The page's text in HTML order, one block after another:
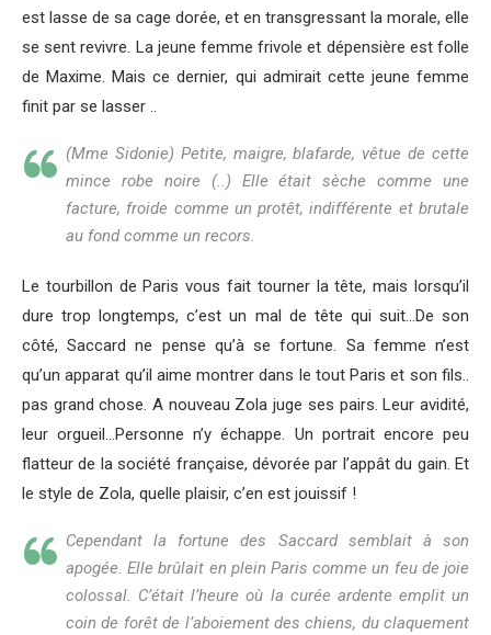
est lasse de sa cage dorée, et en transgressant la morale, elle
se sent revivre. La jeune femme frivole et dépensière est folle
de Maxime. Mais ce dernier, qui admirait cette jeune femme
finit par se lasser ..
(Mme Sidonie) Petite, maigre, blafarde, vêtue de cette
mince robe noire (..) Elle était sèche comme une
facture, froide comme un protêt, indifférente et brutale
au fond comme un recors.
Le tourbillon de Paris vous fait tourner la tête, mais lorsqu’il
dure trop longtemps, c’est un mal de tête qui suit…De son
côté, Saccard ne pense qu’à se fortune. Sa femme n’est
qu’un apparat qu’il aime montrer dans le tout Paris et son fils..
pas grand chose. A nouveau Zola juge ses pairs. Leur avidité,
leur orgueil…Personne n’y échappe. Un portrait encore peu
flatteur de la société française, dévorée par l’appât du gain. Et
le style de Zola, quelle plaisir, c’en est jouissif !
Cependant la fortune des Saccard semblait à son
apogée. Elle brûlait en plein Paris comme un feu de joie
colossal. C’était l’heure où la curée ardente emplit un
coin de forêt de l’aboiement des chiens, du claquement